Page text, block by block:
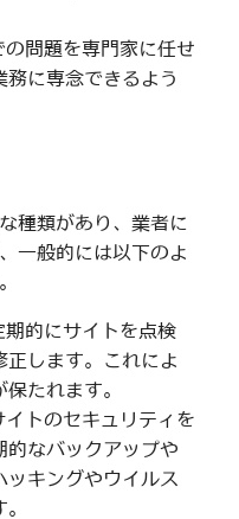
問題を専門家に任せ
務に専念できるよう
種類があり、業者に
一般的には以下のよ
的にサイトを点検
正します。これによ
たれます。
トのセキュリティを
的なバックアップや
ッキングやウイルス